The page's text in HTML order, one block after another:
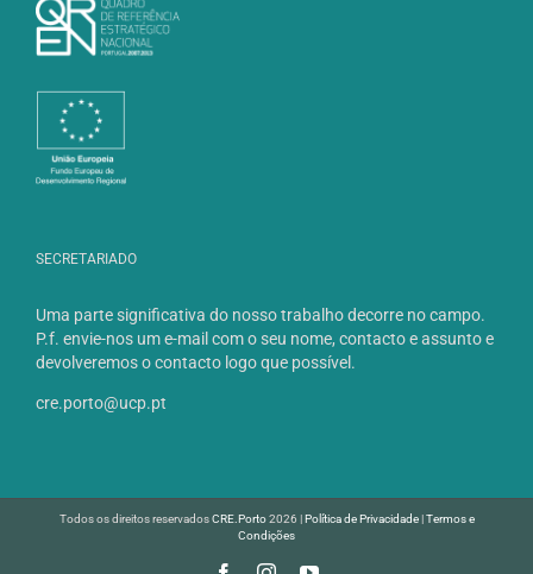
SECRETARIADO
Uma parte significativa do nosso trabalho decorre no campo.
P.f. envie-nos um e-mail com o seu nome, contacto e assunto e
devolveremos o contacto logo que possível.
cre.porto@ucp.pt
Todos os direitos reservadosCRE.Porto2026 |Política de Privacidade|Termos e
Condições